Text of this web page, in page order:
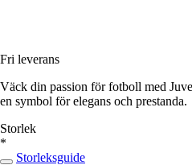
Fri leverans
Väck din passion för fotboll med
en symbol för elegans och prestanda.
Storlek
*
Storleksguide